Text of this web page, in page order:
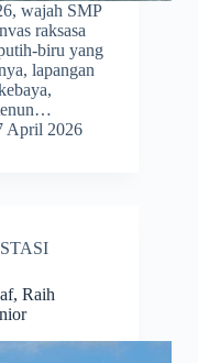
wajah SMP
raksasa
biru yang
lapangan
April 2026
Raih